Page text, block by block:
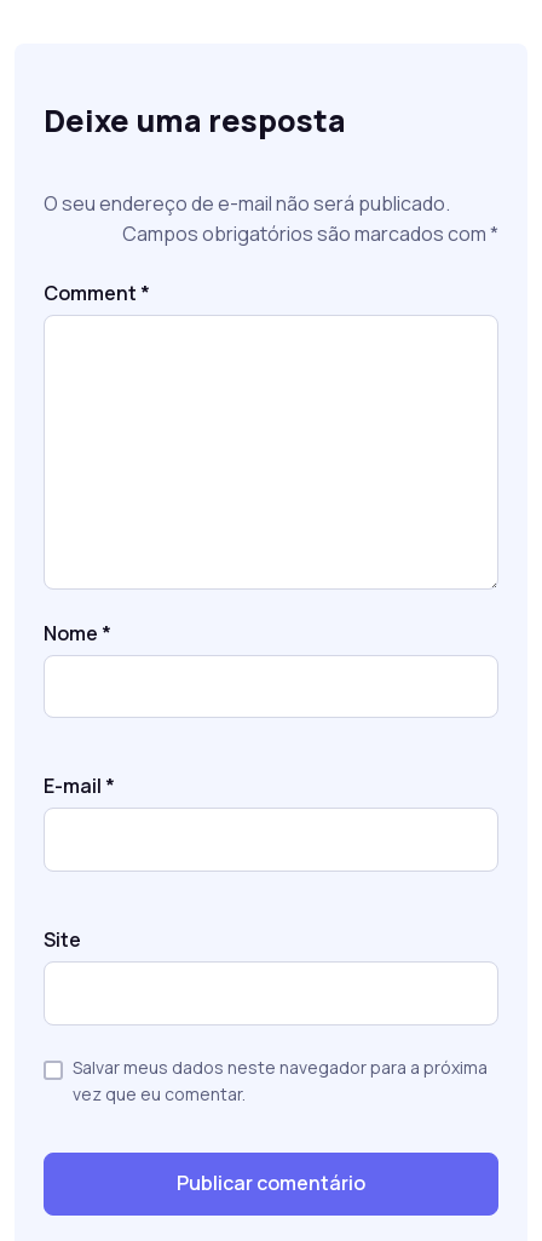
Deixe uma resposta
O seu endereço de e-mail não será publicado.
Campos obrigatórios são marcados com*
Comment *
Nome *
E-mail *
Site
Salvar meus dados neste navegador para a próxima
vez que eu comentar.